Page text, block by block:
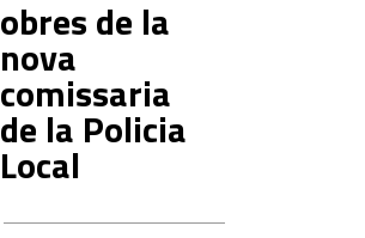
obres de la
nova
comissaria
de la Policia
Local